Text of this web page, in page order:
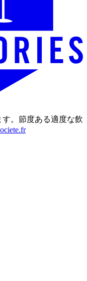
。節度ある適度な飲